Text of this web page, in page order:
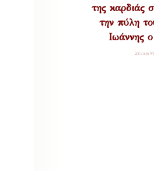
της καρδιάς
την πύλη
Ιωάννης
Σύναξη